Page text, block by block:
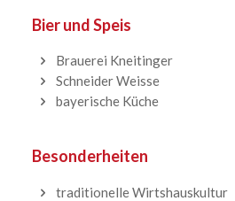
Bier und Speis
Brauerei Kneitinger
Schneider Weisse
bayerische Küche
Besonderheiten
traditionelle Wirtshauskultur